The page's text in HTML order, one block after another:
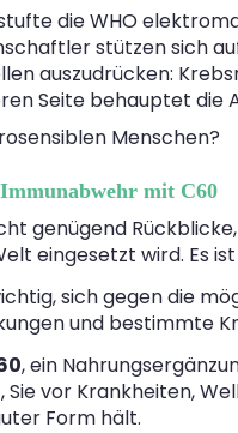
stufte die WHO
stützen sich
auszudrücken:
Seite behauptet die
Menschen?
mit C60
genügend
eingesetzt wird. Es
sich gegen die
und bestimmte
, ein
Sie vor Krankheiten,
Form hält.